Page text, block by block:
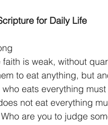
for Daily Life
is weak, without
to eat anything, but
eats everything
not eat everything
are you to judge